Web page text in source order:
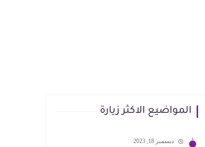
المواضيع الاكثر زيارة
ديسمبر 18, 2023